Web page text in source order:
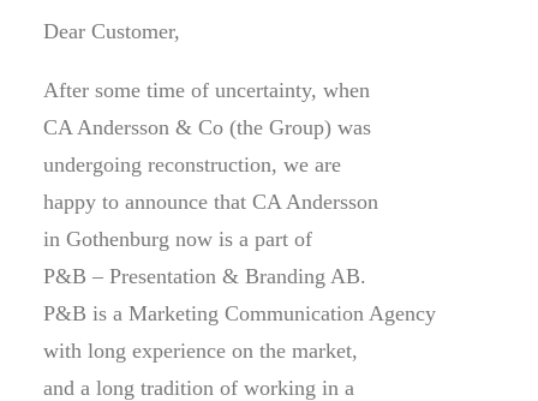
Dear Customer,
After some time of uncertainty, when
CA Andersson & Co (the Group) was
undergoing reconstruction, we are
happy to announce that CA Andersson
in Gothenburg now is a part of
P&B – Presentation & Branding AB.
P&B is a Marketing Communication Agency
with long experience on the market,
and a long tradition of working in a